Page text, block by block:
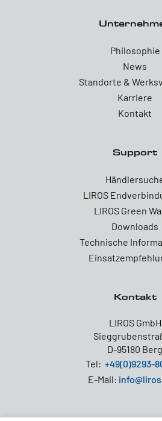
Philosophie
News
Standorte &
Karriere
Kontakt
Support
LIROS
LIROS Green
Downloads
Technische
Kontakt
LIROS GmbH
D-95180 Berg
Tel: +49(0)9293-
E-Mail: